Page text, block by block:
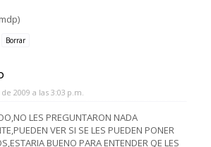
Borrar
2009 a las 3:03 p.m.
LES PREGUNTARON NADA
VER SI SE LES PUEDEN PONER
BUENO PARA ENTENDER QE LES